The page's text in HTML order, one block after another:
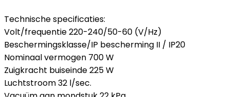
Technische specificaties:
Volt/frequentie 220-240/50-60 (V/Hz)
Beschermingsklasse/IP bescherming II / IP20
Nominaal vermogen 700 W
Zuigkracht buiseinde 225 W
Luchtstroom 32 l/sec.